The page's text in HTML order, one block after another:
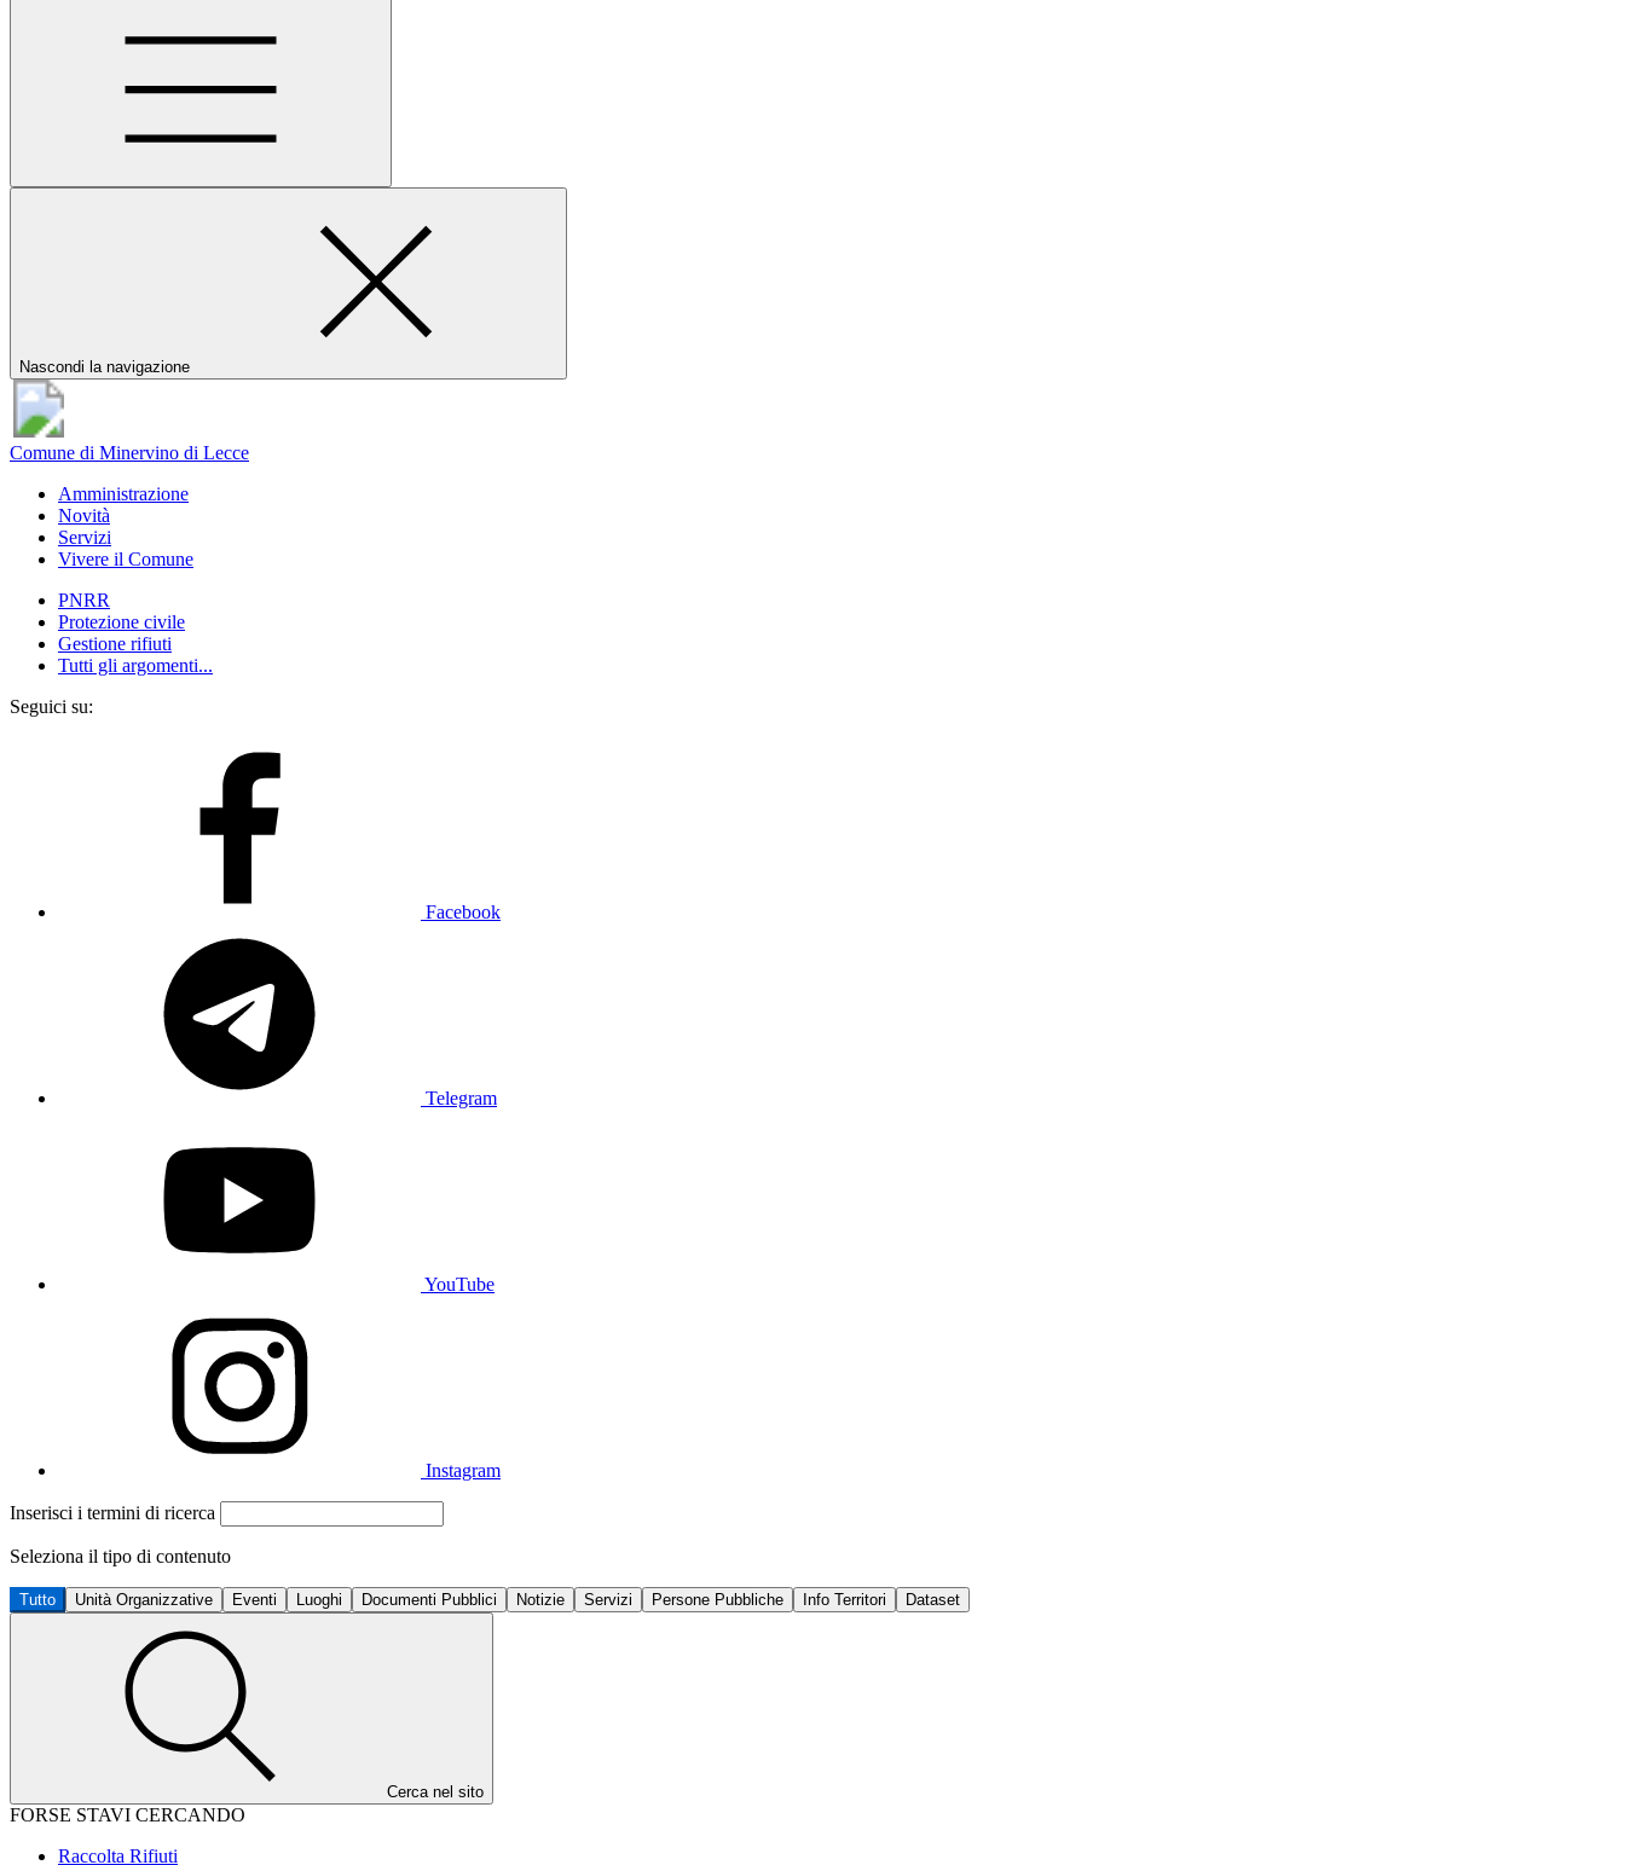
Nascondi la navigazione
Comune di Minervino di Lecce
Amministrazione
Novità
Servizi
Vivere il Comune
PNRR
Protezione civile
Gestione rifiuti
Tutti gli argomenti...
Seguici su:
Facebook
Telegram
YouTube
Instagram
Inserisci i termini di ricerca
Seleziona il tipo di contenuto
Tutto Unità Organizzative Eventi Luoghi Documenti Pubblici Notizie Servizi Persone Pubbliche Info Territori Dataset
Cerca nel sito
FORSE STAVI CERCANDO
Raccolta Rifiuti